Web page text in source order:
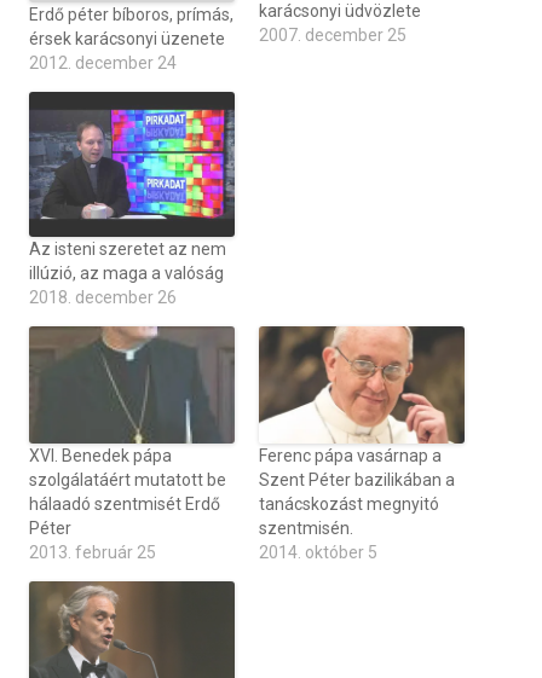
Erdő péter bíboros, prímás,
érsek karácsonyi üzenete
2012. december 24
karácsonyi üdvözlete
2007. december 25
Az isteni szeretet az nem
illúzió, az maga a valóság
2018. december 26
XVI. Benedek pápa
szolgálatáért mutatott be
hálaadó szentmisét Erdő
Péter
2013. február 25
Ferenc pápa vasárnap a
Szent Péter bazilikában a
tanácskozást megnyitó
szentmisén.
2014. október 5